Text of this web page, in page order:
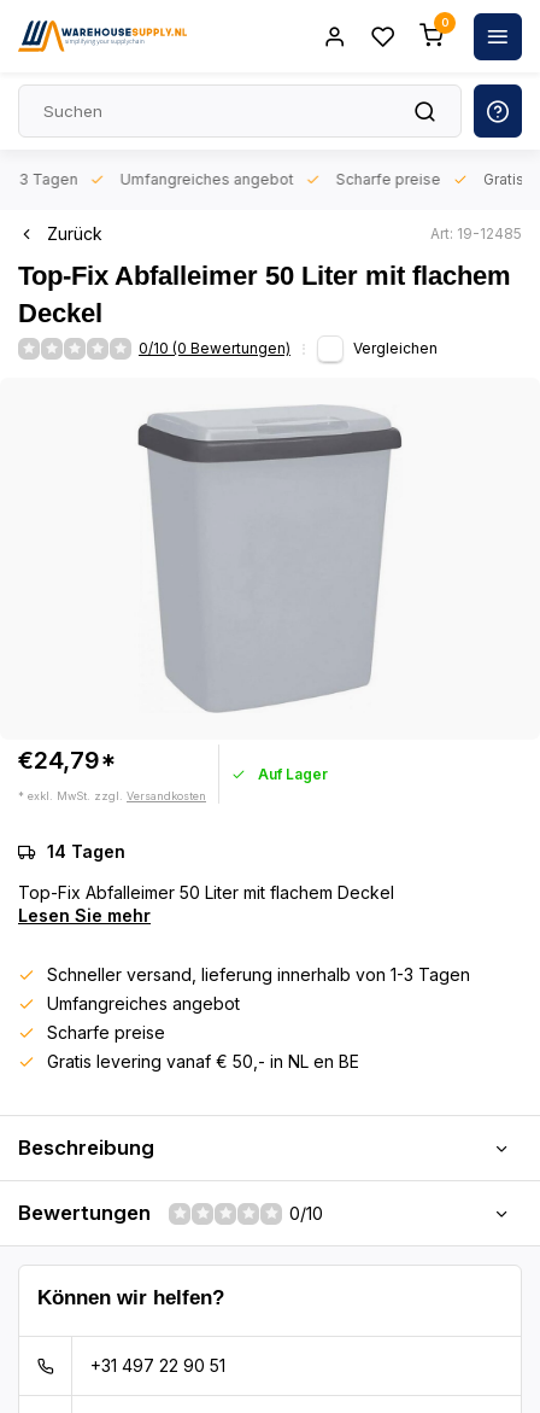
0
3 Tagen Umfangreiches angebot Scharfe preise Gratis
Zurück Art: 19-12485
Top-Fix Abfalleimer 50 Liter mit flachem
Deckel
0/10 (0 Bewertungen) Vergleichen
€24,79*
* exkl. MwSt. zzgl. Versandkosten
Auf Lager
14 Tagen
Top-Fix Abfalleimer 50 Liter mit flachem Deckel
Lesen Sie mehr
Schneller versand, lieferung innerhalb von 1-3 Tagen
Umfangreiches angebot
Scharfe preise
Gratis levering vanaf € 50,- in NL en BE
Beschreibung
Bewertungen 0/10
Können wir helfen?
+31 497 22 90 51